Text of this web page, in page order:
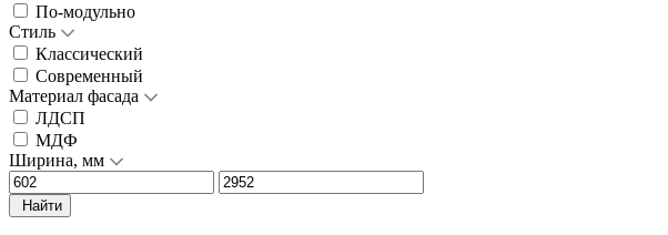
По-модульно
Стиль
Классический
Современный
Материал фасада
ЛДСП
МДФ
Ширина, мм
Найти